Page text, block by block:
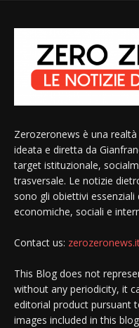
Zerozeronews è una
ideata e diretta da
target istituzionale,
trasversale. Le notizie
sono gli obiettivi
economiche, sociali e
Contact us:
This Blog does not
without any periodicity, it
editorial product pursuant
images included in this